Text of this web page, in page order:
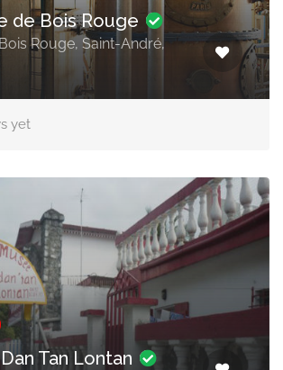
de Bois Rouge
Rouge, Saint-André,
yet
Tan Lontan